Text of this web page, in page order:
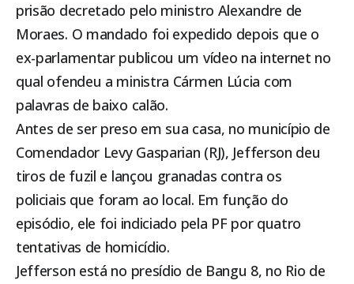
prisão decretado pelo ministro Alexandre de
Moraes. O mandado foi expedido depois que o
ex-parlamentar publicou um vídeo na internet no
qual ofendeu a ministra Cármen Lúcia com
palavras de baixo calão.
Antes de ser preso em sua casa, no município de
Comendador Levy Gasparian (RJ), Jefferson deu
tiros de fuzil e lançou granadas contra os
policiais que foram ao local. Em função do
episódio, ele foi indiciado pela PF por quatro
tentativas de homicídio.
Jefferson está no presídio de Bangu 8, no Rio de